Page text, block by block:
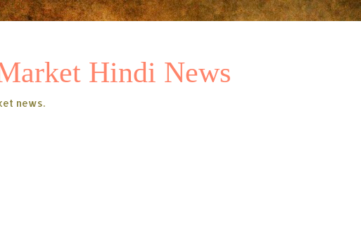
Hindi News
news.